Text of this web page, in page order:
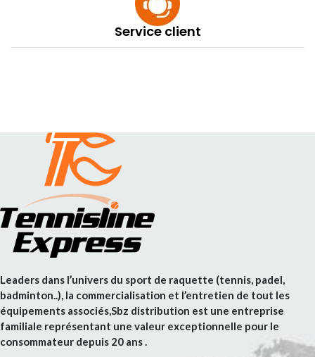
Service client
Leaders dans l’univers du sport de raquette (tennis, padel,
badminton..), la commercialisation et l’entretien de tout les
équipements associés,Sbz distribution est une entreprise
familiale représentant une valeur exceptionnelle pour le
consommateur depuis 20 ans .